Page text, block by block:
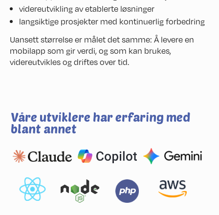
videreutvikling av etablerte løsninger
langsiktige prosjekter med kontinuerlig forbedring
Uansett størrelse er målet det samme: Å levere en
mobilapp som gir verdi, og som kan brukes,
videreutvikles og driftes over tid.
Våre utviklere har erfaring med
blant annet